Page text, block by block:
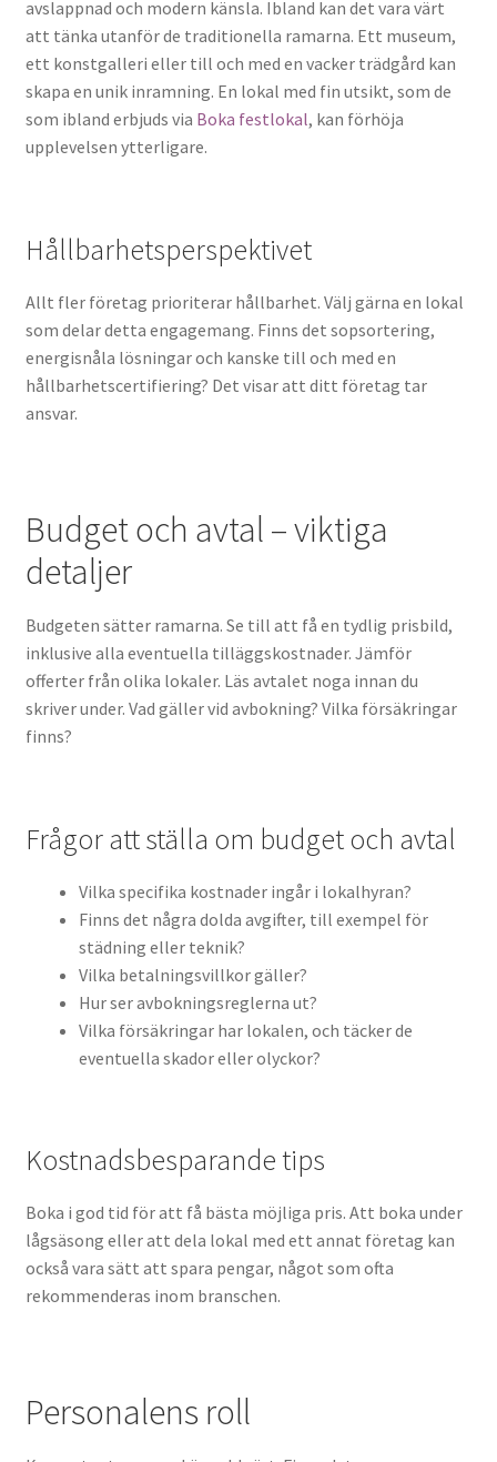
avslappnad och modern känsla. Ibland kan det vara värt
att tänka utanför de traditionella ramarna. Ett museum,
ett konstgalleri eller till och med en vacker trädgård kan
skapa en unik inramning. En lokal med fin utsikt, som de
som ibland erbjuds via Boka festlokal, kan förhöja
upplevelsen ytterligare.
Hållbarhetsperspektivet
Allt fler företag prioriterar hållbarhet. Välj gärna en lokal
som delar detta engagemang. Finns det sopsortering,
energisnåla lösningar och kanske till och med en
hållbarhetscertifiering? Det visar att ditt företag tar
ansvar.
Budget och avtal – viktiga
detaljer
Budgeten sätter ramarna. Se till att få en tydlig prisbild,
inklusive alla eventuella tilläggskostnader. Jämför
offerter från olika lokaler. Läs avtalet noga innan du
skriver under. Vad gäller vid avbokning? Vilka försäkringar
finns?
Frågor att ställa om budget och avtal
Vilka specifika kostnader ingår i lokalhyran?
Finns det några dolda avgifter, till exempel för
städning eller teknik?
Vilka betalningsvillkor gäller?
Hur ser avbokningsreglerna ut?
Vilka försäkringar har lokalen, och täcker de
eventuella skador eller olyckor?
Kostnadsbesparande tips
Boka i god tid för att få bästa möjliga pris. Att boka under
lågsäsong eller att dela lokal med ett annat företag kan
också vara sätt att spara pengar, något som ofta
rekommenderas inom branschen.
Personalens roll